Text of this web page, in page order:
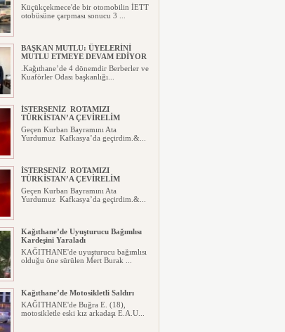
Küçükçekmece'de bir otomobilin İETT
otobüsüne çarpması sonucu 3 ...
BAŞKAN MUTLU: ÜYELERİNİ
MUTLU ETMEYE DEVAM EDİYOR
.Kağıthane’de 4 dönemdir Berberler ve
Kuaförler Odası başkanlığı...
İSTERSENİZ ROTAMIZI
TÜRKİSTAN’A ÇEVİRELİM
Geçen Kurban Bayramını Ata
Yurdumuz Kafkasya’da geçirdim.&...
İSTERSENİZ ROTAMIZI
TÜRKİSTAN’A ÇEVİRELİM
Geçen Kurban Bayramını Ata
Yurdumuz Kafkasya’da geçirdim.&...
Kağıthane’de Uyuşturucu Bağımlısı
Kardeşini Yaraladı
KAĞITHANE'de uyuşturucu bağımlısı
olduğu öne sürülen Mert Burak ...
Kağıthane’de Motosikletli Saldırı
KAĞITHANE'de Buğra E. (18),
motosikletle eski kız arkadaşı E.A.U...